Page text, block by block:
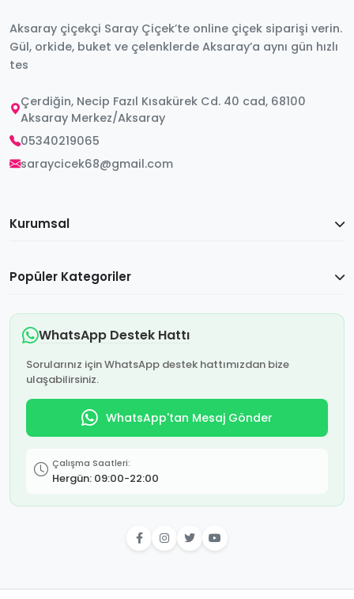
Aksaray çiçekçi Saray Çiçek’te online çiçek siparişi verin.
Gül, orkide, buket ve çelenklerde Aksaray’a aynı gün hızlı
tes
Çerdiğin, Necip Fazıl Kısakürek Cd. 40 cad, 68100
Aksaray Merkez/Aksaray
05340219065
saraycicek68@gmail.com
Kurumsal
Popüler Kategoriler
WhatsApp Destek Hattı
Sorularınız için WhatsApp destek hattımızdan bize
ulaşabilirsiniz.
WhatsApp'tan Mesaj Gönder
Çalışma Saatleri:
Hergün: 09:00-22:00